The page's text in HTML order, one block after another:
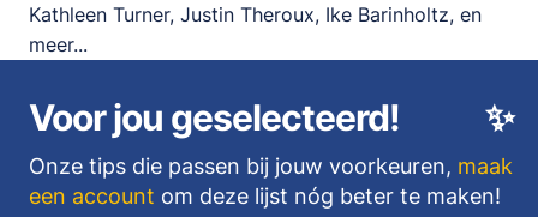
Kathleen Turner, Justin Theroux, Ike Barinholtz, en
meer...
✨
Voor jou geselecteerd!
Onze tips die passen bij jouw voorkeuren, maak
een account om deze lijst nóg beter te maken!